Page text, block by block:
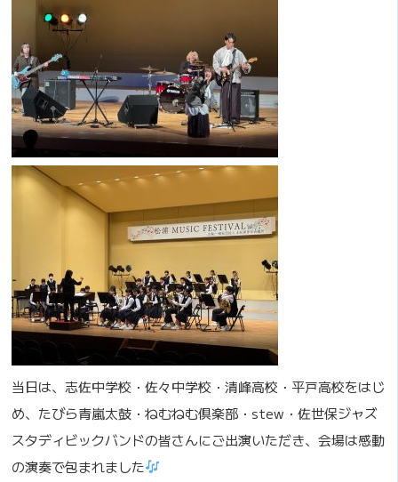
当日は、志佐中学校・佐々中学校・清峰高校・平戸高校をはじ
め、たびら青嵐太鼓・ねむねむ倶楽部・stew・佐世保ジャズ
スタディビックバンドの皆さんにご出演いただき、会場は感動
の演奏で包まれました